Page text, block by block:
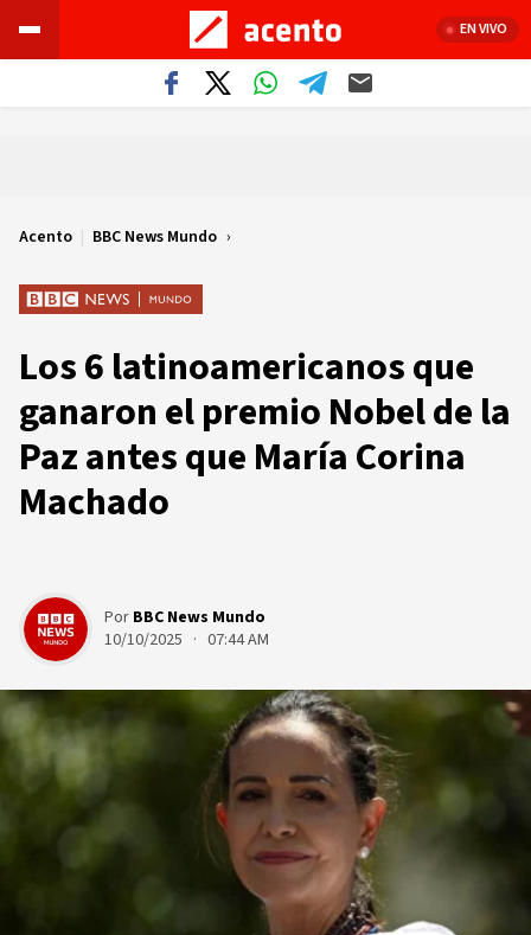
EN VIVO
Acento | BBC News Mundo
Los 6 latinoamericanos que
ganaron el premio Nobel de la
Paz antes que María Corina
Machado
Por BBC News Mundo
10/10/2025 · 07:44 AM